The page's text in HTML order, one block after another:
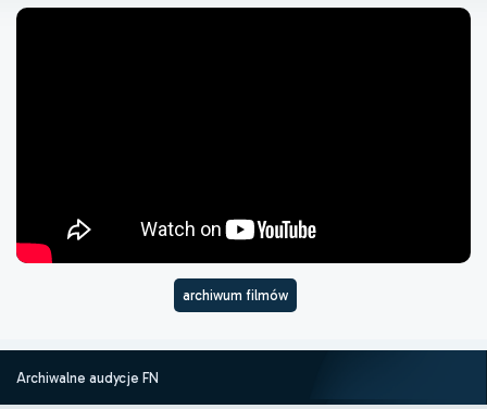
archiwum filmów
Archiwalne audycje FN